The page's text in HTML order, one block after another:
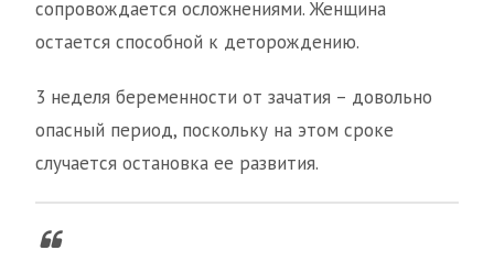
сопровождается осложнениями. Женщина
остается способной к деторождению.
3 неделя беременности от зачатия – довольно
опасный период, поскольку на этом сроке
случается остановка ее развития.